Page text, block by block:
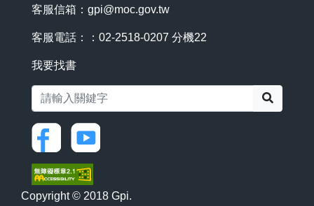
客服信箱： gpi@moc.gov.tw
客服電話：：02-2518-0207 分機22
我要找書
Copyright © 2018 Gpi.